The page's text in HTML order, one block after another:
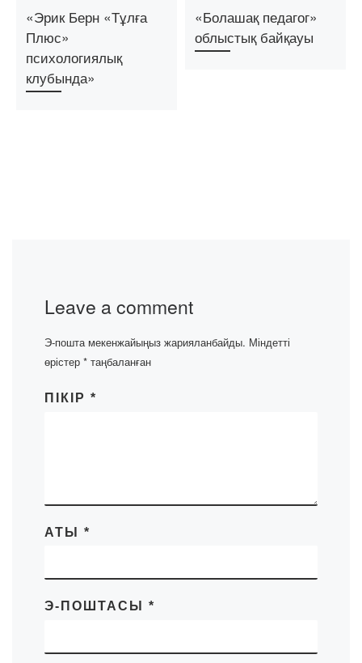
«Эрик Берн «Тұлға
Плюс»
психологиялық
клубында»
«Болашақ педагог»
облыстық байқауы
Leave a comment
Э-пошта мекенжайыңыз жарияланбайды. Міндетті
өрістер * таңбаланған
ПІКІР *
АТЫ *
Э-ПОШТАСЫ *